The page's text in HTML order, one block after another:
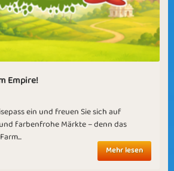
Empire!
ein und freuen Sie sich auf
farbenfrohe Märkte – denn das
Mehr lesen